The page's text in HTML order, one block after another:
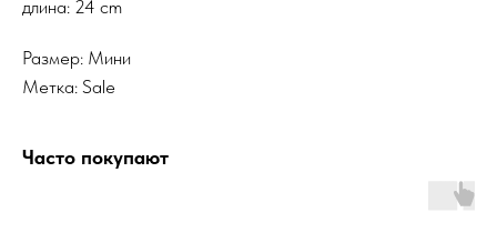
длина: 24 cm
Размер: Мини
Метка: Sale
Часто покупают